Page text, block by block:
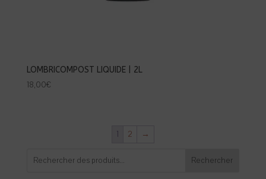
LOMBRICOMPOST LIQUIDE | 2L
18,00€
1 2 →
Rechercher